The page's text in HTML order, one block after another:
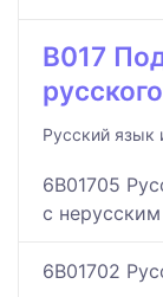
B017
Русский язык
6B01705
с
6B01702